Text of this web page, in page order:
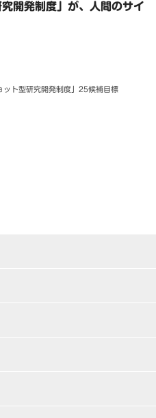
開発制度」が、人間のサイ
ット型研究開発制度」25候補目標